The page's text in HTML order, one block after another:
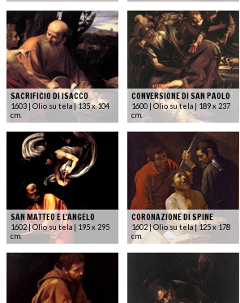
SACRIFICIO DI ISACCO
1603 | Olio su tela | 135 x 104
cm.
CONVERSIONE DI SAN PAOLO
1600 | Olio su tela | 189 x 237
cm.
SAN MATTEO E L'ANGELO
1602 | Olio su tela | 195 x 295
cm.
CORONAZIONE DI SPINE
1602 | Olio su tela | 125 x 178
cm.